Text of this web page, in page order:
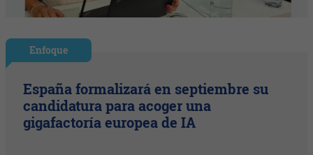
Enfoque
España formalizará en septiembre su
candidatura para acoger una
gigafactoría europea de IA